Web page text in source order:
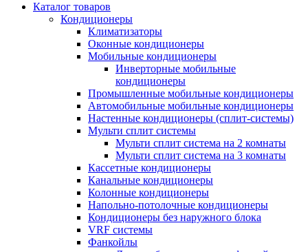
Каталог товаров
Кондиционеры
Климатизаторы
Оконные кондиционеры
Мобильные кондиционеры
Инверторные мобильные
кондиционеры
Промышленные мобильные кондиционеры
Автомобильные мобильные кондиционеры
Настенные кондиционеры (сплит-системы)
Мульти сплит системы
Мульти сплит система на 2 комнаты
Мульти сплит система на 3 комнаты
Кассетные кондиционеры
Канальные кондиционеры
Колонные кондиционеры
Напольно-потолочные кондиционеры
Кондиционеры без наружного блока
VRF системы
Фанкойлы